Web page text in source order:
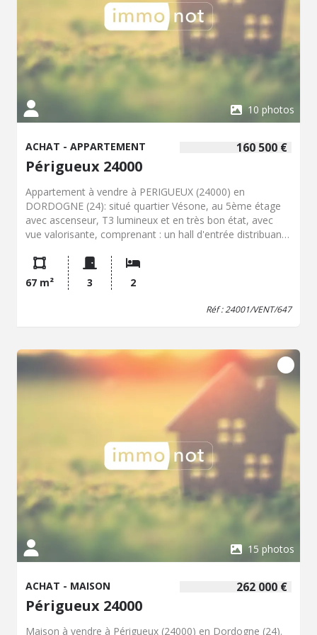
commerces de proximité, transports en commun, centres
médicaux. Le territoire communal est desservi par la
D6089, reliant notamment Périgueux à Brive-la-Gaillarde.
Un accès rapide à la zone commerciale de la commune
ainsi qu'aux axes autoroutiers régionaux est possible.
Contactez notre office notarial pour obtenir de plus
amples renseignements sur cette maison.
10 photos
160 500 €
ACHAT - APPARTEMENT
Périgueux 24000
Appartement à vendre à PERIGUEUX (24000) en
DORDOGNE (24): situé quartier Vésone, au 5ème étage
avec ascenseur, T3 lumineux et en très bon état, avec
vue valorisante, comprenant : un hall d'entrée distribuant
donnant sur une loggia, 2 chambres. Chauffage collectif
compris dans les charges de copropriété (Réseau urbain
bois). Un garage situé à l'extérieur. Une cave. Un séchoir.
67 m² 3 2
Réf : 24001/VENT/647
15 photos
262 000 €
ACHAT - MAISON
Périgueux 24000
Maison à vendre à Périgueux (24000) en Dordogne (24).